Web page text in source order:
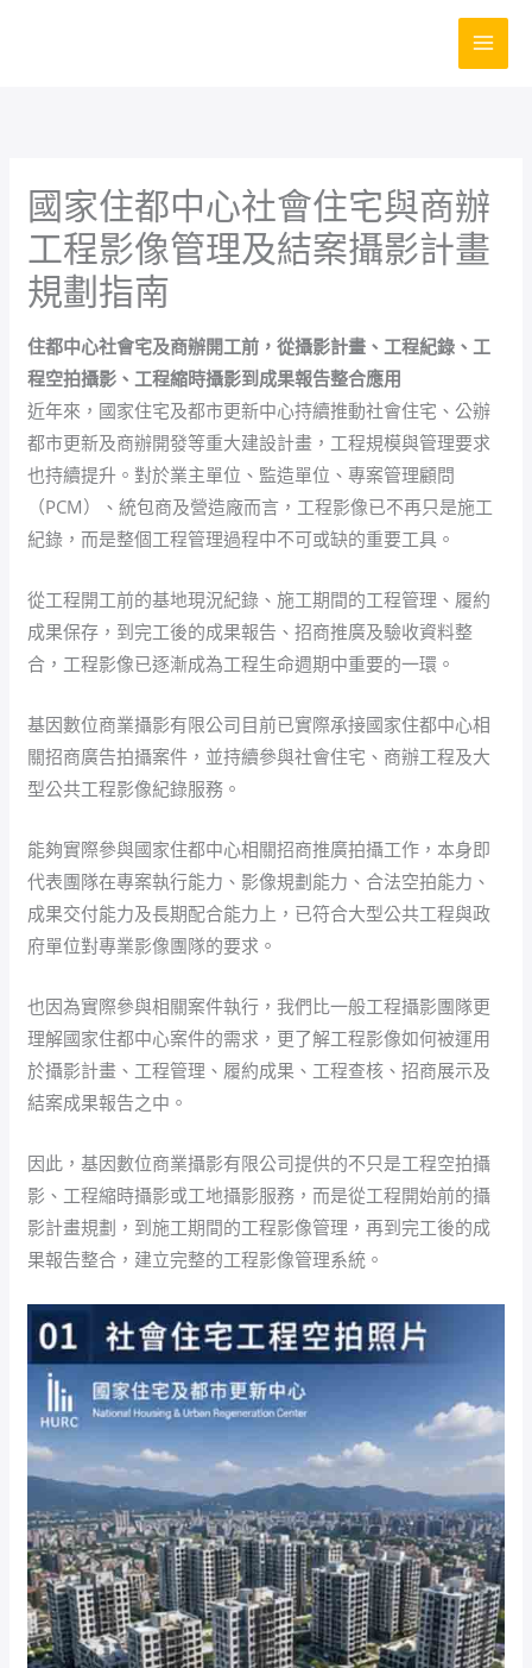
國家住都中心社會住宅與商辦
工程影像管理及結案攝影計畫
規劃指南
住都中心社會宅及商辦開工前，從攝影計畫、工程紀錄、工
程空拍攝影、工程縮時攝影到成果報告整合應用
近年來，國家住宅及都市更新中心持續推動社會住宅、公辦
都市更新及商辦開發等重大建設計畫，工程規模與管理要求
也持續提升。對於業主單位、監造單位、專案管理顧問
（PCM）、統包商及營造廠而言，工程影像已不再只是施工
紀錄，而是整個工程管理過程中不可或缺的重要工具。
從工程開工前的基地現況紀錄、施工期間的工程管理、履約
成果保存，到完工後的成果報告、招商推廣及驗收資料整
合，工程影像已逐漸成為工程生命週期中重要的一環。
基因數位商業攝影有限公司目前已實際承接國家住都中心相
關招商廣告拍攝案件，並持續參與社會住宅、商辦工程及大
型公共工程影像紀錄服務。
能夠實際參與國家住都中心相關招商推廣拍攝工作，本身即
代表團隊在專案執行能力、影像規劃能力、合法空拍能力、
成果交付能力及長期配合能力上，已符合大型公共工程與政
府單位對專業影像團隊的要求。
也因為實際參與相關案件執行，我們比一般工程攝影團隊更
理解國家住都中心案件的需求，更了解工程影像如何被運用
於攝影計畫、工程管理、履約成果、工程查核、招商展示及
結案成果報告之中。
因此，基因數位商業攝影有限公司提供的不只是工程空拍攝
影、工程縮時攝影或工地攝影服務，而是從工程開始前的攝
影計畫規劃，到施工期間的工程影像管理，再到完工後的成
果報告整合，建立完整的工程影像管理系統。